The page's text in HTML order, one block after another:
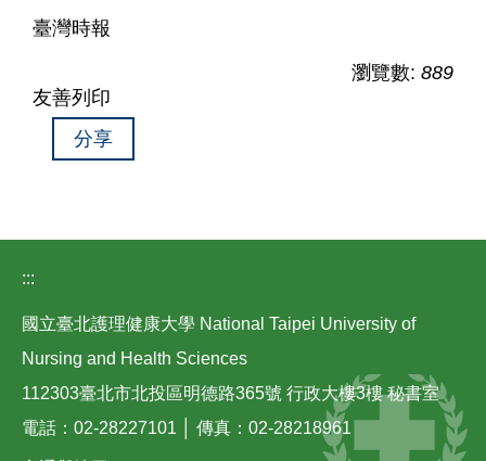
臺灣時報
瀏覽數: 889
友善列印
分享
:::
國立臺北護理健康大學 National Taipei University of
Nursing and Health Sciences
112303臺北市北投區明德路365號 行政大樓3樓 秘書室
電話：02-28227101 │ 傳真：02-28218961